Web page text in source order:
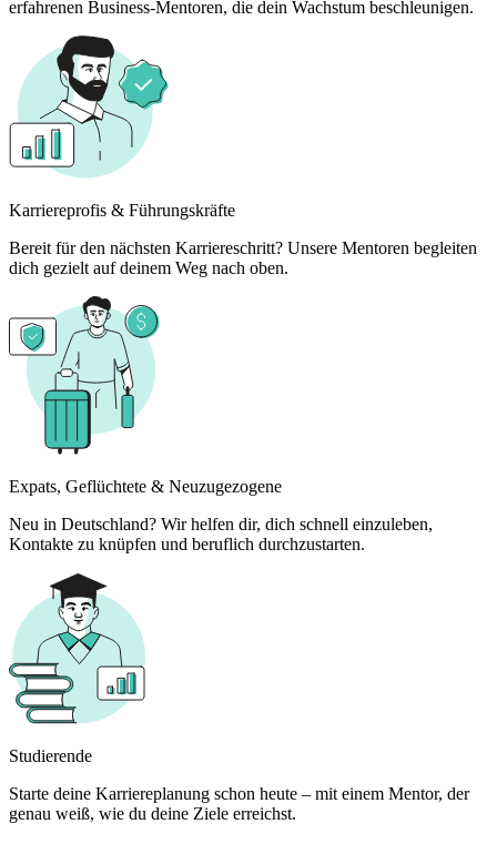
erfahrenen Business-Mentoren, die dein Wachstum beschleunigen.
Karriereprofis & Führungskräfte
Bereit für den nächsten Karriereschritt? Unsere Mentoren begleiten
dich gezielt auf deinem Weg nach oben.
Expats, Geflüchtete & Neuzugezogene
Neu in Deutschland? Wir helfen dir, dich schnell einzuleben,
Kontakte zu knüpfen und beruflich durchzustarten.
Studierende
Starte deine Karriereplanung schon heute – mit einem Mentor, der
genau weiß, wie du deine Ziele erreichst.